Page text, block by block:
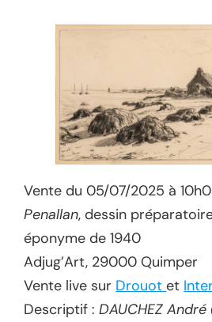
Vente du 05/07/2025 à
Penallan, dessin
éponyme de 1940
Adjug’Art, 29000 Quimper
Vente live sur Drouotet
Descriptif :DAUCHEZ